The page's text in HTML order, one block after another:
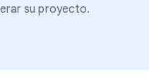
su proyecto.